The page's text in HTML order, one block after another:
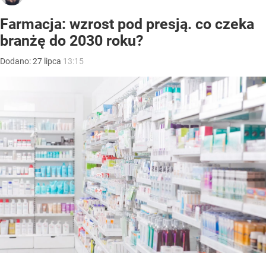
Farmacja: wzrost pod presją. co czeka
branżę do 2030 roku?
Dodano:27 lipca 13:15